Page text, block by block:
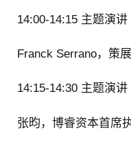
14:00-14:15 主题演讲
Franck Serrano，策
14:15-14:30 主题演讲
张昀，博睿资本首席